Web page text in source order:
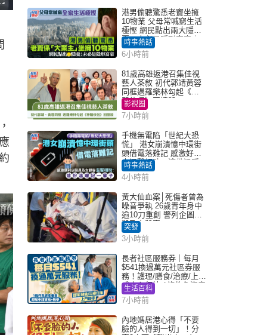
F
u
r
e
e
港男偷聽驚悉老竇坐擁
10物業 父母常喊窮生活
極慳 網民點出兩大隱
憂：未必是隱形富豪｜
Juicy叮
時事熱話
6小時前
81歲高雄返港召集佳視
藝人茶敘 初代郭靖黃蓉
同框遇羅樂林勾起《神
鵰俠侶》回憶殺
影視圈
7小時前
手機無電陷「世紀大恐
慌」 港女崩潰憶中環街
頭借電落難記 感激好心
人溫馨相助：這份溫暖
記一輩子｜Juicy叮
時事熱話
4小時前
黃大仙血案│死傷者曾為
噪音爭執 26歲青年身中
逾10刀重創 警列企圖謀
殺及自殺案
突發
3小時前
長者社區服務券｜每月
$541換過萬元社區券服
務！護理/膳食/治療/上門
或中心任揀 1條件免資產
審查（附申請資格及教
學）
生活百科
7小時前
內地媽居港心得「不要
臉的人得到一切」！分